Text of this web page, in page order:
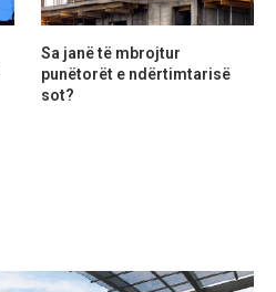
Sa janë të mbrojtur
punëtorët e ndërtimtarisë
sot?